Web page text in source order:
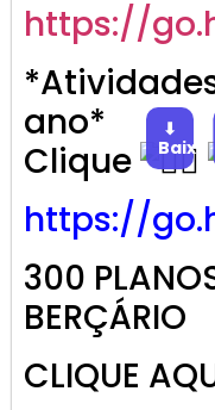
https://go.
ano*
Clique
⬇
Baixar
https://go.
300
BERÇÁRIO
CLIQUE